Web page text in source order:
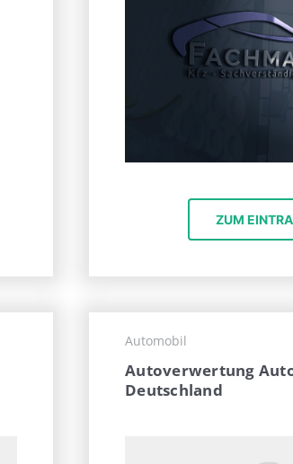
ZUM
Automobil
Autoverwertung
Deutschland